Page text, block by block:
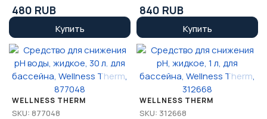
480 RUB
Купить
840 RUB
Купить
WELLNESS THERM
SKU: 877048
WELLNESS THERM
SKU: 312668